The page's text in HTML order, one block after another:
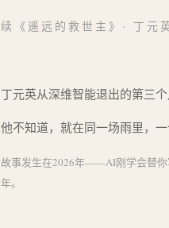
续《遥远的救世主》· 丁元
丁元英从深维智能退出的第三
他不知道，就在同一场雨里，
故事发生在2026年——AI刚学会替
年。